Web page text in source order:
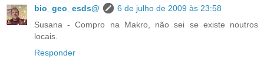
bio_geo_esds@
6 de julho de 2009 às 23:58
Susana - Compro na Makro, não sei se existe noutros
locais.
Responder